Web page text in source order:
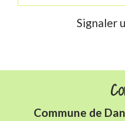
Signaler
Commune de